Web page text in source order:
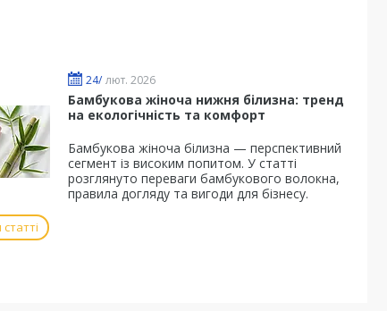
24/ лют. 2026
Бамбукова жіноча нижня білизна: тренд
на екологічність та комфорт
Бамбукова жіноча білизна — перспективний
сегмент із високим попитом. У статті
розглянуто переваги бамбукового волокна,
правила догляду та вигоди для бізнесу.